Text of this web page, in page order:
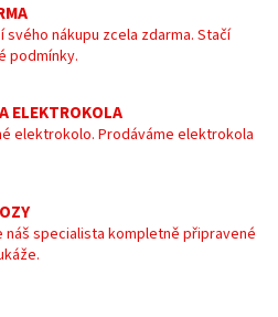
nákupu zcela zdarma. Stačí
podmínky.
ELEKTROKOLA
elektrokolo. Prodáváme elektrokola
náš specialista kompletně připravené